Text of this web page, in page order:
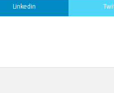
Linkedin